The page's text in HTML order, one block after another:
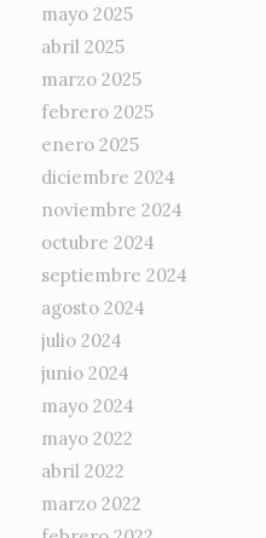
mayo 2025
abril 2025
marzo 2025
febrero 2025
enero 2025
diciembre 2024
noviembre 2024
octubre 2024
septiembre 2024
agosto 2024
julio 2024
junio 2024
mayo 2024
mayo 2022
abril 2022
marzo 2022